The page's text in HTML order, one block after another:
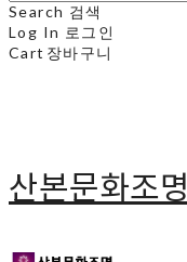
Search 검색
Log In 로그인
Cart 장바구니
산본문화조명